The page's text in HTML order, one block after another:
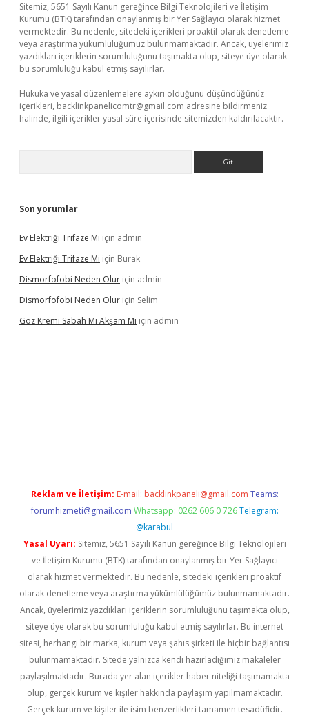
Sitemiz, 5651 Sayılı Kanun gereğince Bilgi Teknolojileri ve İletişim
Kurumu (BTK) tarafından onaylanmış bir Yer Sağlayıcı olarak hizmet
vermektedir. Bu nedenle, sitedeki içerikleri proaktif olarak denetleme
veya araştırma yükümlülüğümüz bulunmamaktadır. Ancak, üyelerimiz
yazdıkları içeriklerin sorumluluğunu taşımakta olup, siteye üye olarak
bu sorumluluğu kabul etmiş sayılırlar.
Hukuka ve yasal düzenlemelere aykırı olduğunu düşündüğünüz
içerikleri, backlinkpanelicomtr@gmail.com adresine bildirmeniz
halinde, ilgili içerikler yasal süre içerisinde sitemizden kaldırılacaktır.
Son yorumlar
Ev Elektriği Trifaze Mi için admin
Ev Elektriği Trifaze Mi için Burak
Dismorfofobi Neden Olur için admin
Dismorfofobi Neden Olur için Selim
Göz Kremi Sabah Mı Akşam Mı için admin
Reklam ve İletişim: E-mail: backlinkpaneli@gmail.com Teams:
forumhizmeti@gmail.com Whatsapp: 0262 606 0 726 Telegram:
@karabul
Yasal Uyarı: Sitemiz, 5651 Sayılı Kanun gereğince Bilgi Teknolojileri
ve İletişim Kurumu (BTK) tarafından onaylanmış bir Yer Sağlayıcı
olarak hizmet vermektedir. Bu nedenle, sitedeki içerikleri proaktif
olarak denetleme veya araştırma yükümlülüğümüz bulunmamaktadır.
Ancak, üyelerimiz yazdıkları içeriklerin sorumluluğunu taşımakta olup,
siteye üye olarak bu sorumluluğu kabul etmiş sayılırlar. Bu internet
sitesi, herhangi bir marka, kurum veya şahıs şirketi ile hiçbir bağlantısı
bulunmamaktadır. Sitede yalnızca kendi hazırladığımız makaleler
paylaşılmaktadır. Burada yer alan içerikler haber niteliği taşımamakta
olup, gerçek kurum ve kişiler hakkında paylaşım yapılmamaktadır.
Gerçek kurum ve kişiler ile isim benzerlikleri tamamen tesadüfidir.